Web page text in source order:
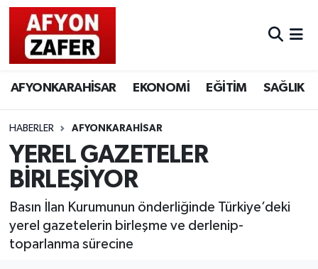
AFYONKARAHİSAR EKONOMİ EĞİTİM SAĞLIK
HABERLER AFYONKARAHİSAR
YEREL GAZETELER
BİRLEŞİYOR
Basın İlan Kurumunun önderliğinde Türkiye’deki
yerel gazetelerin birleşme ve derlenip-
toparlanma sürecine